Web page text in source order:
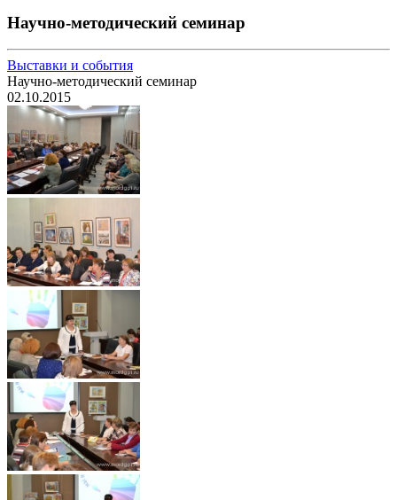
Научно-методический семинар
Выставки и события
Научно-методический семинар
02.10.2015